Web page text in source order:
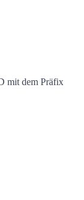
mit dem Präfix